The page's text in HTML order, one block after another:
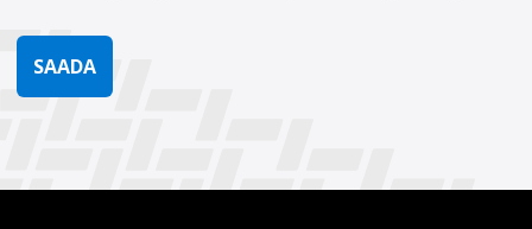
SAADA